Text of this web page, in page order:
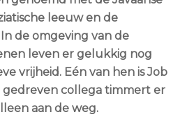
leeuw en de
de omgeving van de
leven er gelukkig nog
vrijheid. Eén van hen is Job
gedreven collega timmert er
aan de weg.